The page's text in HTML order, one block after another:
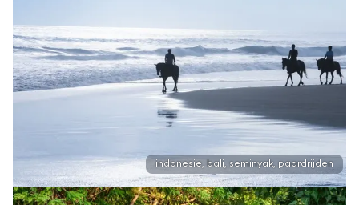
indonesie, bali, seminyak, paardrijden